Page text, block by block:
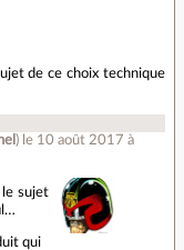
de ce choix technique
) le 10 août 2017 à
le sujet
qui